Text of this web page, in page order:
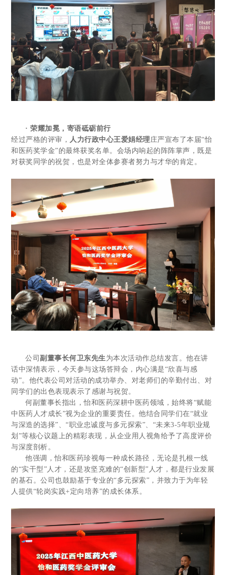
· 荣耀加冕，寄语砥砺前行
经过严格的评审， 人力行政中心王爱娟经理 庄严宣布了本届“怡
和医药奖学金”的最终获奖名单。会场内响起的阵阵掌声，既是
对获奖同学的祝贺，也是对全体参赛者努力与才华的肯定。
公司 副董事长何卫东先生为本次活动作总结发言。他在讲
话中深情表示，今天参与这场答辩会，内心满是“欣喜与感
动”。他代表公司对活动的成功举办、对老师们的辛勤付出、对
同学们的出色表现表示了感谢与祝贺。
何副董事长指出，怡和医药深耕中医药领域，始终将“赋能
中医药人才成长”视为企业的重要责任。他结合同学们在“就业
与深造的选择”、“职业忠诚度与多元探索”、“未来3-5年职业规
划”等核心议题上的精彩表现，从企业用人视角给予了高度评价
与深度剖析。
他强调，怡和医药珍视每一种成长路径，无论是扎根一线
的“实干型”人才，还是攻坚克难的“创新型”人才，都是行业发展
的基石。公司也鼓励基于专业的“多元探索”，并致力于为年轻
人提供“轮岗实践+定向培养”的成长体系。